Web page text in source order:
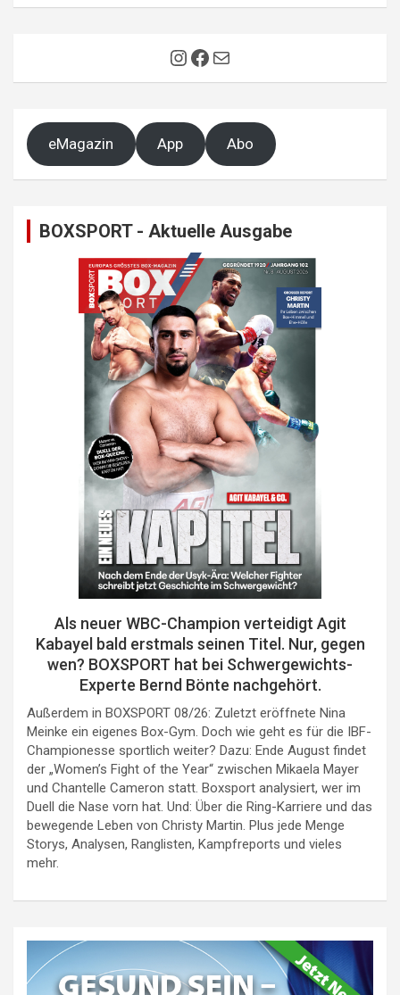
Instagram
Facebook
E-Mail
eMagazin App Abo
BOXSPORT - Aktuelle Ausgabe
Als neuer WBC-Champion verteidigt Agit
Kabayel bald erstmals seinen Titel. Nur, gegen
wen? BOXSPORT hat bei Schwergewichts-
Experte Bernd Bönte nachgehört.
Außerdem in BOXSPORT 08/26: Zuletzt eröffnete Nina
Meinke ein eigenes Box-Gym. Doch wie geht es für die IBF-
Championesse sportlich weiter? Dazu: Ende August findet
der „Women’s Fight of the Year“ zwischen Mikaela Mayer
und Chantelle Cameron statt. Boxsport analysiert, wer im
Duell die Nase vorn hat. Und: Über die Ring-Karriere und das
bewegende Leben von Christy Martin. Plus jede Menge
Storys, Analysen, Ranglisten, Kampfreports und vieles
mehr.